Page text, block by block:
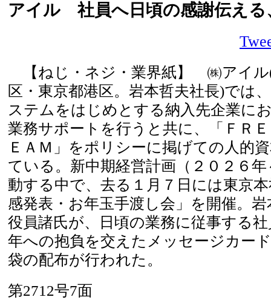
アイル 社員へ日頃の感謝伝える
【ねじ・ネジ・業界紙】 ㈱アイル
区・東京都港区。岩本哲夫社長)では
ステムをはじめとする納入先企業に
業務サポートを行うと共に、「ＦＲ
ＥＡＭ」をポリシーに掲げての人的
ている。新中期経営計画（２０２６
動する中で、去る１月７日には東京
感発表・お年玉手渡し会」を開催。
役員諸氏が、日頃の業務に従事する
年への抱負を交えたメッセージカー
袋の配布が行われた。
第2712号7面